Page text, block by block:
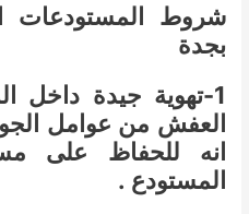
شروط المستودعات
بجدة
1-تهوية جيدة داخل
العفش من عوامل الجو
انه للحفاظ على
المستودع .